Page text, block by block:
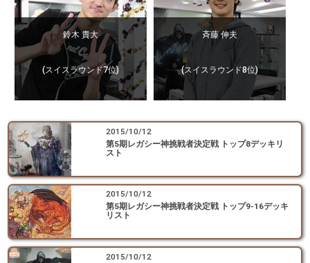
鈴木 貴大
(スイスラウンド7位)
斉藤 伸夫
(スイスラウンド8位)
2015/10/12
第5期レガシー神挑戦者決定戦 トップ8デッキリ
スト
2015/10/12
第5期レガシー神挑戦者決定戦 トップ9-16デッキ
リスト
2015/10/12